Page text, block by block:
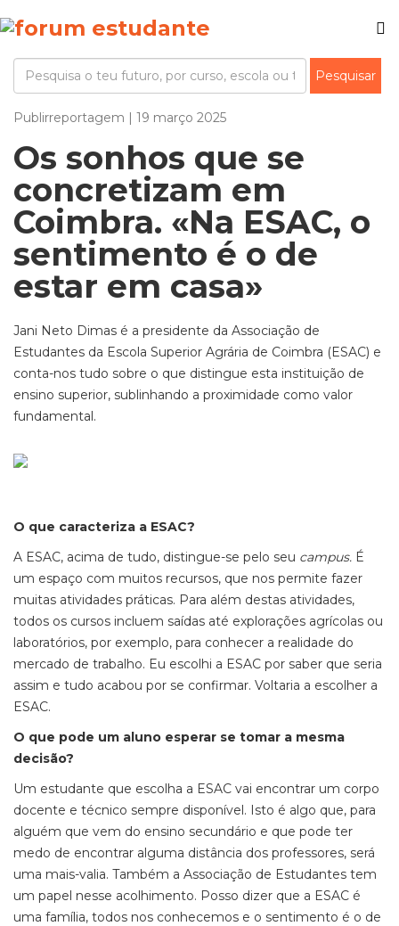
Publirreportagem | 19 março 2025
Os sonhos que se
concretizam em
Coimbra. «Na ESAC, o
sentimento é o de
estar em casa»
Jani Neto Dimas é a presidente da Associação de
Estudantes da Escola Superior Agrária de Coimbra (ESAC) e
conta-nos tudo sobre o que distingue esta instituição de
ensino superior, sublinhando a proximidade como valor
fundamental.
O que caracteriza a ESAC?
A ESAC, acima de tudo, distingue-se pelo seu campus. É
um espaço com muitos recursos, que nos permite fazer
muitas atividades práticas. Para além destas atividades,
todos os cursos incluem saídas até explorações agrícolas ou
laboratórios, por exemplo, para conhecer a realidade do
mercado de trabalho. Eu escolhi a ESAC por saber que seria
assim e tudo acabou por se confirmar. Voltaria a escolher a
ESAC.
O que pode um aluno esperar se tomar a mesma
decisão?
Um estudante que escolha a ESAC vai encontrar um corpo
docente e técnico sempre disponível. Isto é algo que, para
alguém que vem do ensino secundário e que pode ter
medo de encontrar alguma distância dos professores, será
uma mais-valia. Também a Associação de Estudantes tem
um papel nesse acolhimento. Posso dizer que a ESAC é
uma família, todos nos conhecemos e o sentimento é o de